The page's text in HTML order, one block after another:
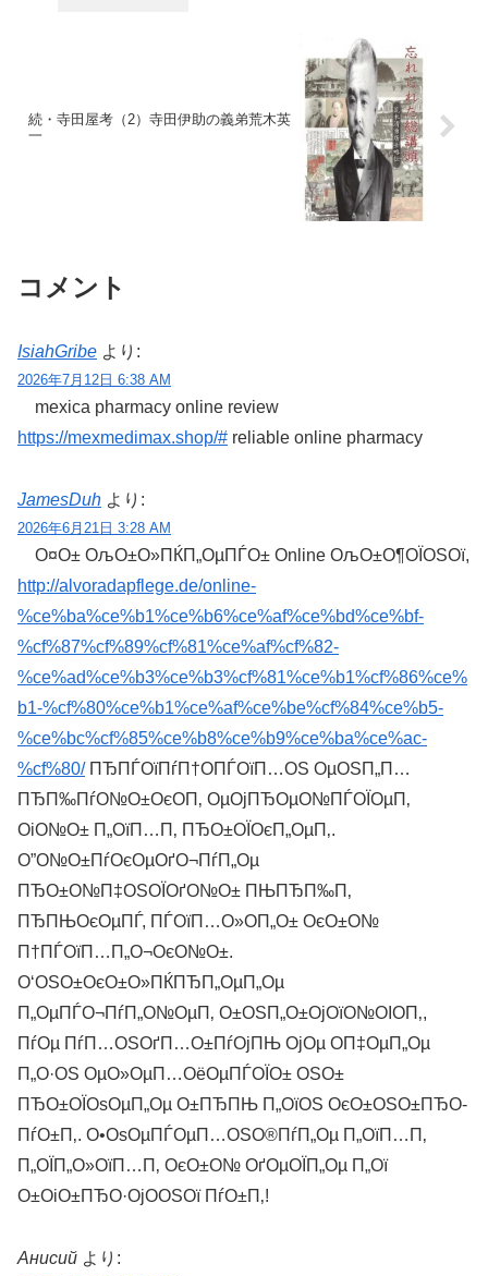
続・寺田屋考（2）寺田伊助の義弟荒木英
一
コメント
IsiahGribe より:
2026年7月12日 6:38 AM
mexica pharmacy online review
https://mexmedimax.shop/# reliable online pharmacy
JamesDuh より:
2026年6月21日 3:28 AM
О¤О± ОљО±О»ПЌП„ОµПЃО± Online ОљО±О¶ОЇОЅОї,
http://alvoradapflege.de/online-
%ce%ba%ce%b1%ce%b6%ce%af%ce%bd%ce%bf-
%cf%87%cf%89%cf%81%ce%af%cf%82-
%ce%ad%ce%b3%ce%b3%cf%81%ce%b1%cf%86%ce%
b1-%cf%80%ce%b1%ce%af%ce%be%cf%84%ce%b5-
%ce%bc%cf%85%ce%b8%ce%b9%ce%ba%ce%ac-
%cf%80/ПЂПЃОїПѓП†О­ПЃОїП…ОЅ ОµОЅП„П…
ПЂП‰ПѓО№О±ОєО­П‚ ОµОјПЂОµО№ПЃОЇОµП‚
ОіО№О± П„ОїП…П‚ ПЂО±ОЇОєП„ОµП‚.
О”О№О±ПѓОєОµОґО¬ПѓП„Оµ
ПЂО±О№П‡ОЅОЇОґО№О± ПЊПЂП‰П‚
ПЂПЊОєОµПЃ, ПЃОїП…О»О­П„О± ОєО±О№
П†ПЃОїП…П„О¬ОєО№О±.
О‘ОЅО±ОєО±О»ПЌПЂП„ОµП„Оµ
П„ОµПЃО¬ПѓП„О№ОµП‚ О±ОЅП„О±ОјОїО№ОІО­П‚,
ПѓОµ ПѓП…ОЅОґП…О±ПѓОјПЊ ОјОµ О­П‡ОµП„Оµ
П„О·ОЅ ОµО»ОµП…ОёОµПЃОЇО± ОЅО±
ПЂО±ОЇОѕОµП„Оµ О±ПЂПЊ П„ОїОЅ ОєО±ОЅО±ПЂО­
ПѓО±П‚. О•ОѕОµПЃОµП…ОЅО®ПѓП„Оµ П„ОїП…П‚
П„ОЇП„О»ОїП…П‚ ОєО±О№ ОґОµОЇП„Оµ П„Ої
О±ОіО±ПЂО·ОјО­ОЅОї ПѓО±П‚!
Анисий より: